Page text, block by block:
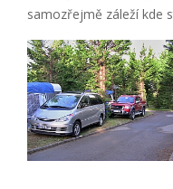
samozřejmě záleží kde